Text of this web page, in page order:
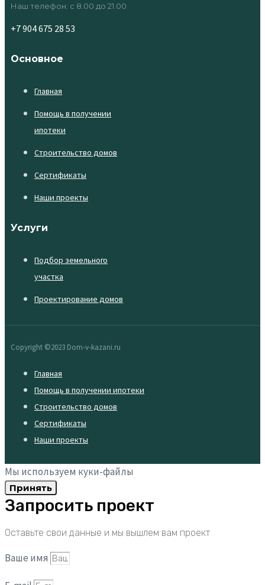
Наш телефон: с 8.00 до 21.00
+7 904 675 28 53
Основное
Главная
Помощь в получении
ипотеки
Строительство домов
Сертификаты
Наши проекты
Услуги
Подбор земельного
участка
Проектирование домов
Copyright ©2023 Dom-v-kazani.ru
Главная
Помощь в получении ипотеки
Строительство домов
Сертификаты
Наши проекты
Мы используем куки-файлы
Принять
Запросить проект
Оставьте свои данные и мы вышлем вам проект
Ваше имя